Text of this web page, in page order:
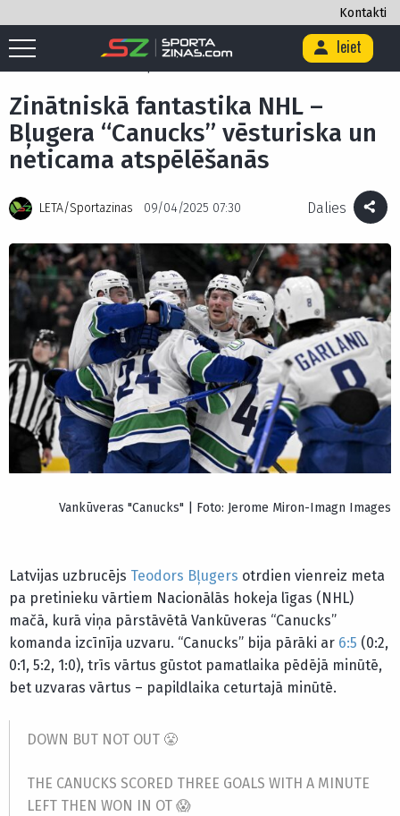
Kontakti
Ieiet
Sākums / Zinātniskā fantastika NHL – Bļugera “Canucks”
Zinātniskā fantastika NHL –
Bļugera “Canucks” vēsturiska un
neticama atspēlēšanās
LETA/Sportazinas 09/04/2025 07:30 Dalies
Vankūveras "Canucks" | Foto: Jerome Miron-Imagn Images
Latvijas uzbrucējs Teodors Bļugers otrdien vienreiz meta
pa pretinieku vārtiem Nacionālās hokeja līgas (NHL)
mačā, kurā viņa pārstāvētā Vankūveras “Canucks”
komanda izcīnīja uzvaru. “Canucks” bija pārāki ar 6:5 (0:2,
0:1, 5:2, 1:0), trīs vārtus gūstot pamatlaika pēdējā minūtē,
bet uzvaras vārtus – papildlaika ceturtajā minūtē.
DOWN BUT NOT OUT 😤
THE CANUCKS SCORED THREE GOALS WITH A MINUTE
LEFT THEN WON IN OT 😱